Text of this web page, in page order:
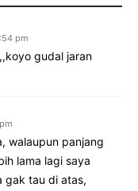
pm
gudal jaran
walaupun panjang
lama lagi saya
gak tau di atas,